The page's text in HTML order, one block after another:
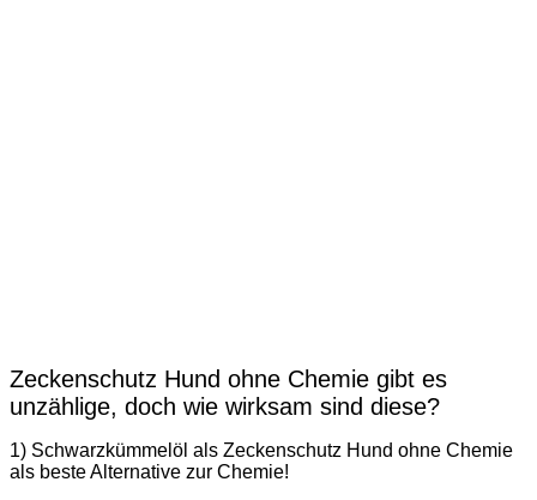
Zeckenschutz Hund ohne Chemie gibt es
unzählige, doch wie wirksam sind diese?
1) Schwarzkümmelöl als Zeckenschutz Hund ohne Chemie
als beste Alternative zur Chemie!